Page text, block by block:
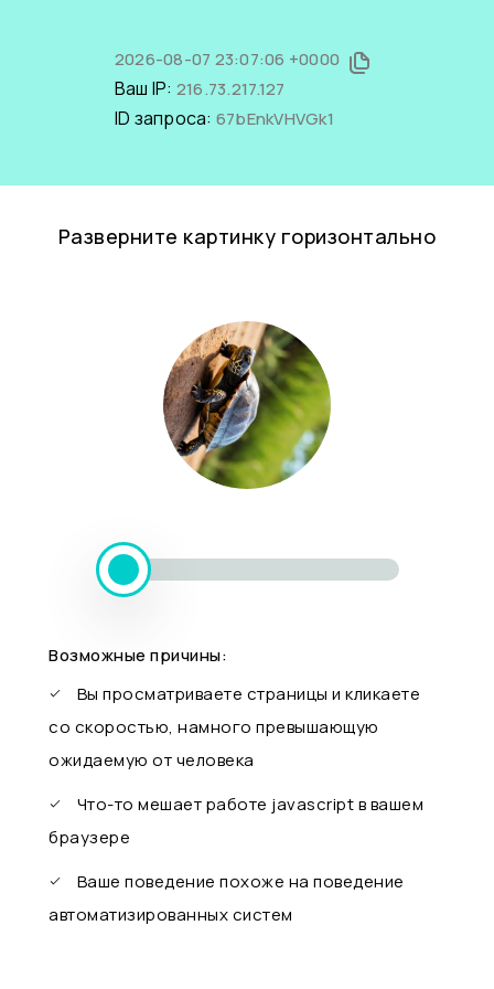
2026-08-07 23:07:06 +0000
Ваш IP: 216.73.217.127
ID запроса: 67bEnkVHVGk1
Разверните картинку горизонтально
Возможные причины:
Вы просматриваете страницы и кликаете
со скоростью, намного превышающую
ожидаемую от человека
Что-то мешает работе javascript в вашем
браузере
Ваше поведение похоже на поведение
автоматизированных систем